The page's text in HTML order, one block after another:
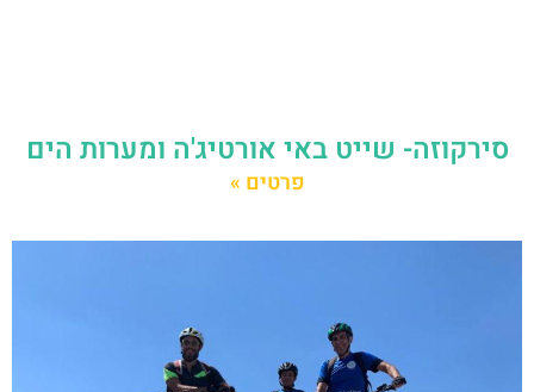
סירקוזה- שייט באי אורטיג'ה ומערות הים
פרטים »